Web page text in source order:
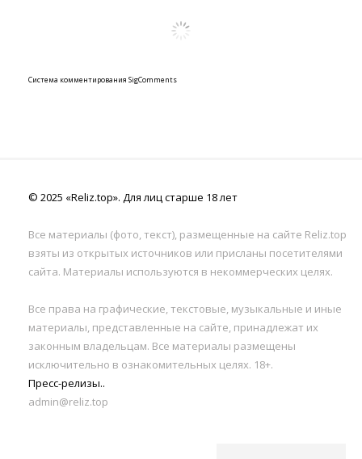
Система комментирования SigComments
© 2025 «Reliz.top». Для лиц старше 18 лет
Все материалы (фото, текст), размещенные на сайте Reliz.top
взяты из открытых источников или присланы посетителями
сайта. Материалы используются в некоммерческих целях.
Все права на графические, текстовые, музыкальные и иные
материалы, представленные на сайте, принадлежат их
законным владельцам. Все материалы размещены
исключительно в ознакомительных целях. 18+.
Пресс-релизы..
admin@reliz.top